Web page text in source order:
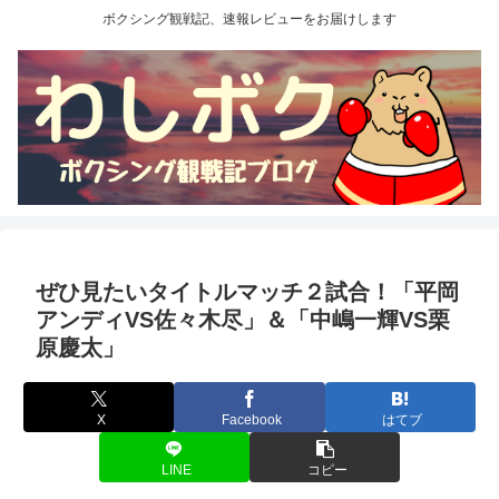
ボクシング観戦記、速報レビューをお届けします
ぜひ見たいタイトルマッチ２試合！「平岡
アンディVS佐々木尽」＆「中嶋一輝VS栗
原慶太」
X Facebook はてブ
LINE コピー